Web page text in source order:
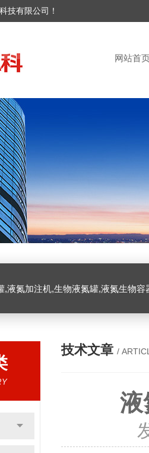
技有限公司！
网站首
,液氮加注机,生物液氮罐,液氮生物容器,
技术文章 /
液